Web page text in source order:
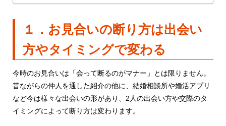
１．お見合いの断り方は出会い
方やタイミングで変わる
今時のお見合いは「会って断るのがマナー」とは限りません。
昔ながらの仲人を通した紹介の他に、結婚相談所や婚活アプリ
など今は様々な出会いの形があり、2人の出会い方や交際のタ
イミングによって断り方は変わります。